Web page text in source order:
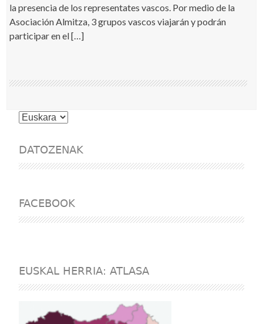
la presencia de los representates vascos. Por medio de la
Asociación Almitza, 3 grupos vascos viajarán y podrán
participar en el […]
Choose
language
DATOZENAK
FACEBOOK
EUSKAL HERRIA: ATLASA